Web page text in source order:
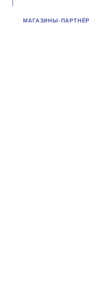
МАГАЗИНЫ-